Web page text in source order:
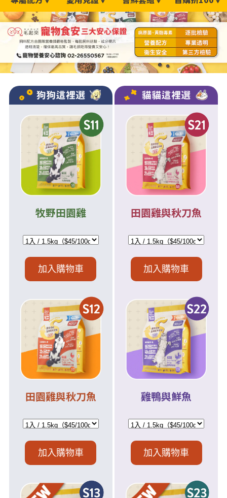
▼ ▼ ▼ ▼
牧野田園雞
加入購物車
田園雞與秋刀魚
加入購物車
田園雞與秋刀魚
加入購物車
雞鴨與鮮魚
加入購物車